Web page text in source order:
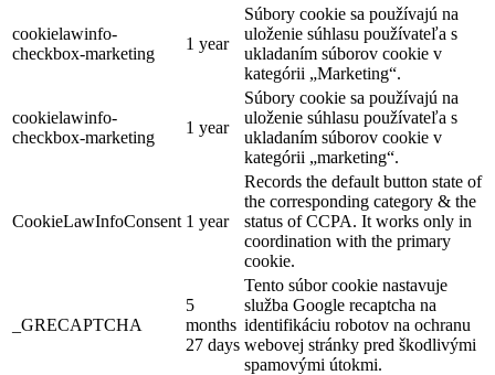
cookielawinfo-
checkbox-marketing
1 year
Súbory cookie sa používajú na
uloženie súhlasu používateľa s
ukladaním súborov cookie v
kategórii „Marketing“.
cookielawinfo-
checkbox-marketing
1 year
Súbory cookie sa používajú na
uloženie súhlasu používateľa s
ukladaním súborov cookie v
kategórii „marketing“.
CookieLawInfoConsent 1 year
Records the default button state of
the corresponding category & the
status of CCPA. It works only in
coordination with the primary
cookie.
_GRECAPTCHA
5
months
27 days
Tento súbor cookie nastavuje
služba Google recaptcha na
identifikáciu robotov na ochranu
webovej stránky pred škodlivými
spamovými útokmi.